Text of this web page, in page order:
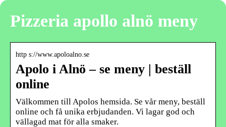
Pizzeria apollo alnö meny
http s://www.apoloalno.se
Apolo i Alnö – se meny | beställ
online
Välkommen till Apolos hemsida. Se vår meny, beställ
online och få unika erbjudanden. Vi lagar god och
vällagad mat för alla smaker.